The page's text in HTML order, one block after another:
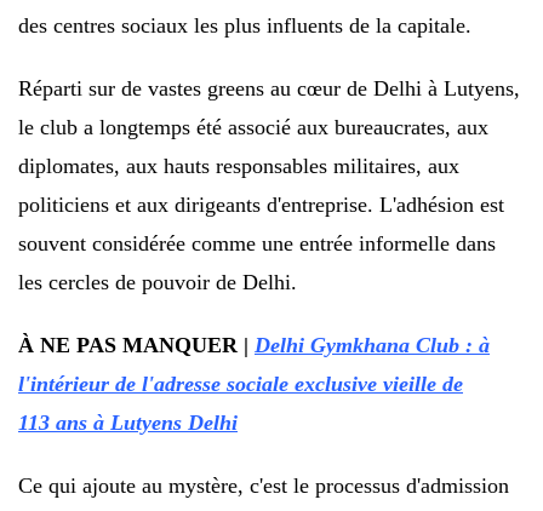
des centres sociaux les plus influents de la capitale.
Réparti sur de vastes greens au cœur de Delhi à Lutyens,
le club a longtemps été associé aux bureaucrates, aux
diplomates, aux hauts responsables militaires, aux
politiciens et aux dirigeants d'entreprise. L'adhésion est
souvent considérée comme une entrée informelle dans
les cercles de pouvoir de Delhi.
À NE PAS MANQUER | Delhi Gymkhana Club : à
l'intérieur de l'adresse sociale exclusive vieille de
113 ans à Lutyens Delhi
Ce qui ajoute au mystère, c'est le processus d'admission